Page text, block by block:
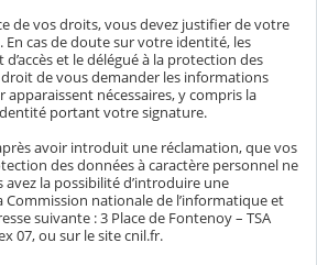
de vos droits, vous devez justifier de votre
cas de doute sur votre identité, les
et le délégué à la protection des
de vous demander les informations
nécessaires, y compris la
portant votre signature.
avoir introduit une réclamation, que vos
des données à caractère personnel ne
la possibilité d’introduire une
Commission nationale de l’informatique et
suivante : 3 Place de Fontenoy – TSA
07, ou sur le site cnil.fr.